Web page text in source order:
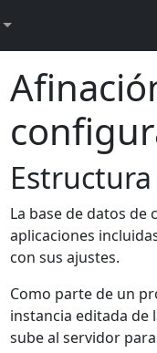
La base de datos
aplicaciones
con sus ajustes.
Como parte de un
instancia editada de
sube al servidor